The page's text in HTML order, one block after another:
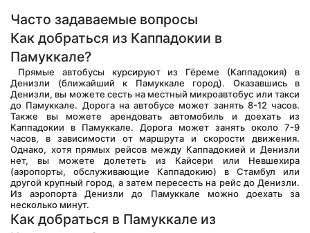
Часто задаваемые вопросы
Как добраться из Каппадокии в
Памуккале?
Денизли (ближайший к Памуккале город). Оказавшись в
Денизли, вы можете сесть на местный микроавтобус или такси
до Памуккале. Дорога на автобусе может занять 8-12 часов.
Также вы можете арендовать автомобиль и доехать из
Каппадокии в Памуккале. Дорога может занять около 7-9
часов, в зависимости от маршрута и скорости движения.
Однако, хотя прямых рейсов между Каппадокией и Денизли
нет, вы можете долететь из Кайсери или Невшехира
(аэропорты, обслуживающие Каппадокию) в Стамбул или
другой крупный город, а затем пересесть на рейс до Денизли.
Из аэропорта Денизли до Памуккале можно доехать за
несколько минут.
Как добраться в Памуккале из